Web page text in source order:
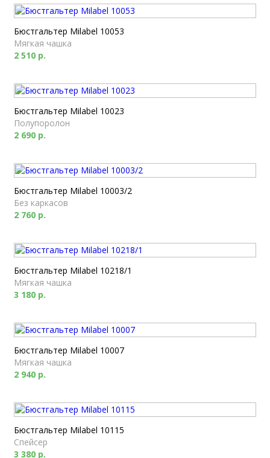
Бюстгальтер Milabel 10053
Мягкая чашка
2 510 р.
Бюстгальтер Milabel 10023
Полупоролон
2 690 р.
Бюстгальтер Milabel 10003/2
Без каркасов
2 760 р.
Бюстгальтер Milabel 10218/1
Мягкая чашка
3 180 р.
Бюстгальтер Milabel 10007
Мягкая чашка
2 940 р.
Бюстгальтер Milabel 10115
Спейсер
3 380 р.